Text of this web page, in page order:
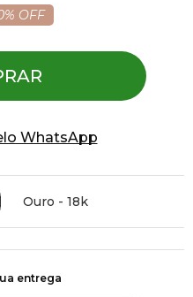
OFF
WhatsApp
Ouro - 18k
entrega